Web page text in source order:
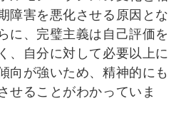
障害を悪化させる原因とな
に、完璧主義は自己評価を
、自分に対して必要以上に
向が強いため、精神的にも
せることがわかっていま